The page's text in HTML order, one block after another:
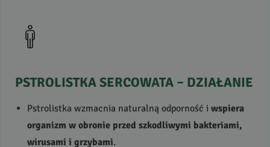
PSTROLISTKASERCOWATA – DZIAŁANIE
Pstrolistka wzmacnia naturalną odporność i wspiera
organizm w obronie przed szkodliwymi bakteriami,
wirusami i grzybami.